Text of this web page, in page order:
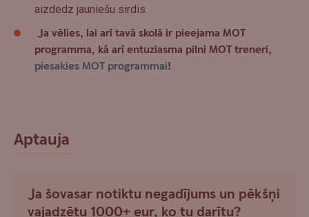
aizdedz jauniešu sirdis.
Ja vēlies, lai arī tavā skolā ir pieejama MOT
programma, kā arī entuziasma pilni MOT treneri,
piesakies MOT programmai!
Aptauja
Ja šovasar notiktu negadījums un pēkšņi
vajadzētu 1000+ eur, ko tu darītu?